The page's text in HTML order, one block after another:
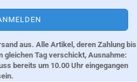
aus. Alle Artikel, deren Zahlung bis
gleichen Tag verschickt, Ausnahme:
bereits um 10.00 Uhr eingegangen